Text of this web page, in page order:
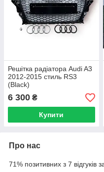
Решітка радіатора Audi A3
2012-2015 стиль RS3
(Black)
6 300 ₴
Купити
Про нас
71% позитивних з 7 відгуків